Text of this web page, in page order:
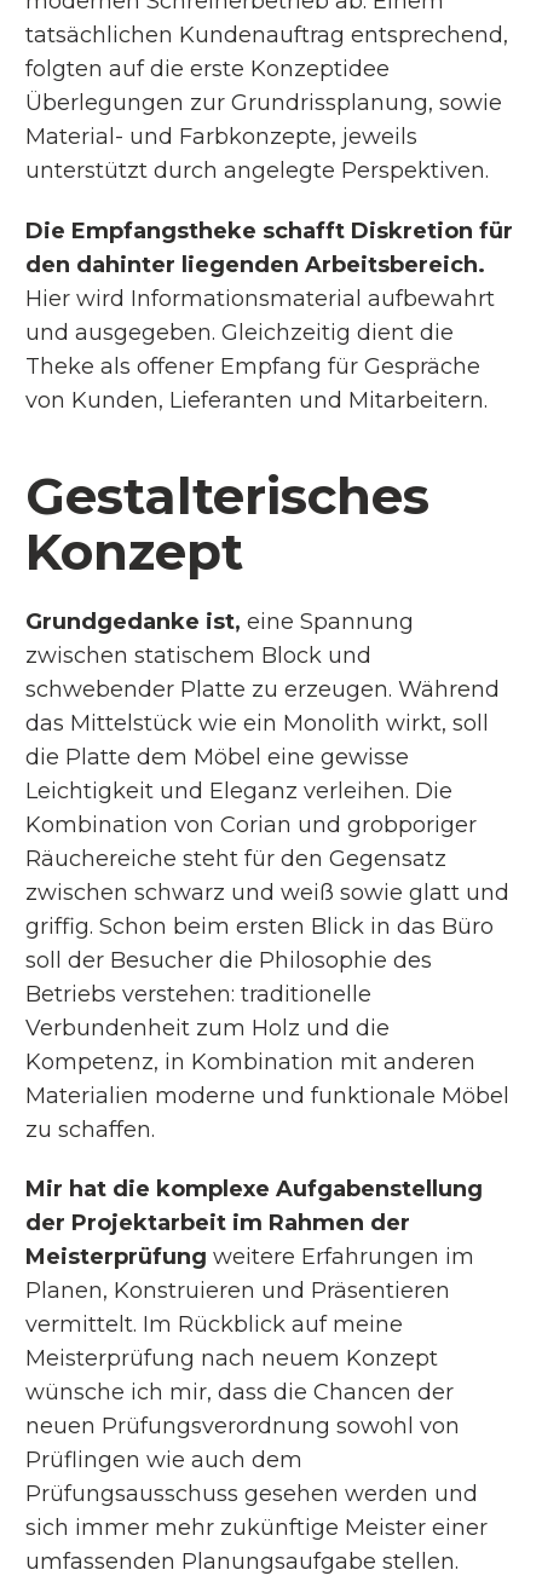
tatsächlichen Kundenauftrag entsprechend,
folgten auf die erste Konzeptidee
Überlegungen zur Grundrissplanung, sowie
Material- und Farbkonzepte, jeweils
unterstützt durch angelegte Perspektiven.
Die Empfangstheke schafft Diskretion für
den dahinter liegenden Arbeitsbereich.
Hier wird Informationsmaterial aufbewahrt
und ausgegeben. Gleichzeitig dient die
Theke als offener Empfang für Gespräche
von Kunden, Lieferanten und Mitarbeitern.
Gestalterisches
Konzept
Grundgedanke ist, eine Spannung
zwischen statischem Block und
schwebender Platte zu erzeugen. Während
das Mittelstück wie ein Monolith wirkt, soll
die Platte dem Möbel eine gewisse
Leichtigkeit und Eleganz verleihen. Die
Kombination von Corian und grobporiger
Räuchereiche steht für den Gegensatz
zwischen schwarz und weiß sowie glatt und
griffig. Schon beim ersten Blick in das Büro
soll der Besucher die Philosophie des
Betriebs verstehen: traditionelle
Verbundenheit zum Holz und die
Kompetenz, in Kombination mit anderen
Materialien moderne und funktionale Möbel
zu schaffen.
Mir hat die komplexe Aufgabenstellung
der Projektarbeit im Rahmen der
Meisterprüfung weitere Erfahrungen im
Planen, Konstruieren und Präsentieren
vermittelt. Im Rückblick auf meine
Meisterprüfung nach neuem Konzept
wünsche ich mir, dass die Chancen der
neuen Prüfungsverordnung sowohl von
Prüflingen wie auch dem
Prüfungsausschuss gesehen werden und
sich immer mehr zukünftige Meister einer
umfassenden Planungsaufgabe stellen.